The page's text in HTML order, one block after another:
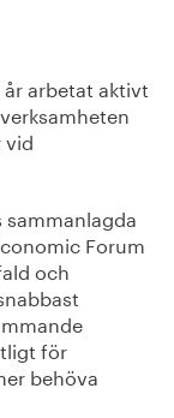
arbetat aktivt
vid
Forum
och
för
behöva